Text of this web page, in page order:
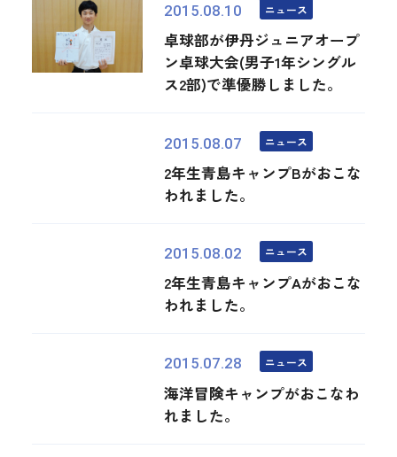
2015.08.10 ニュース
卓球部が伊丹ジュニアオープ
ン卓球大会(男子1年シングル
ス2部)で準優勝しました。
2015.08.07 ニュース
2年生青島キャンプBがおこな
われました。
2015.08.02 ニュース
2年生青島キャンプAがおこな
われました。
2015.07.28 ニュース
海洋冒険キャンプがおこなわ
れました。